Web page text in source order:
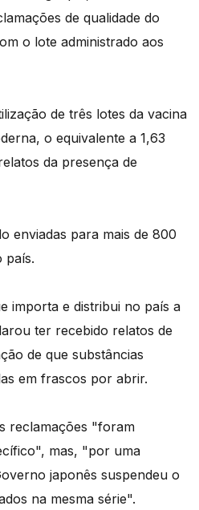
de qualidade do
o lote administrado aos
de três lotes da vacina
o equivalente a 1,63
da presença de
enviadas para mais de 800
país.
importa e distribui no país a
ter recebido relatos de
de que substâncias
em frascos por abrir.
reclamações "foram
mas, "por uma
japonês suspendeu o
na mesma série".